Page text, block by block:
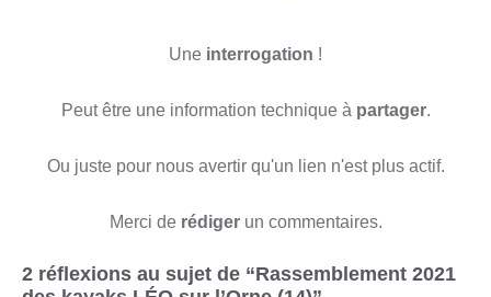
Une interrogation !
Peut être une information technique à partager.
Ou juste pour nous avertir qu'un lien n'est plus actif.
Merci de rédigerun commentaires.
2 réflexions au sujet de “Rassemblement 2021